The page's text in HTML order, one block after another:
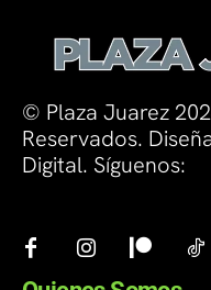
© Plaza Juarez
Reservados.
Digital. Síguenos: